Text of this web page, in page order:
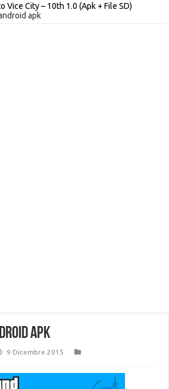
Vice City – 10th 1.0 (Apk + File SD)
apk
apk
9 Dicembre 2015